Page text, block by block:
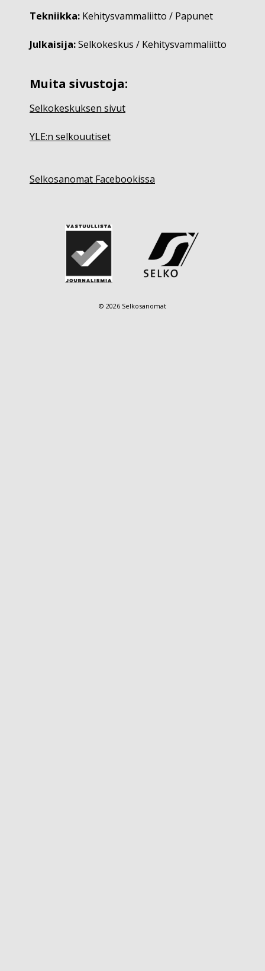
Tekniikka: Kehitysvammaliitto / Papunet
Julkaisija:Selkokeskus / Kehitysvammaliitto
Muita sivustoja:
Selkokeskuksen sivut
YLE:n selkouutiset
Selkosanomat Facebookissa
© 2026 Selkosanomat